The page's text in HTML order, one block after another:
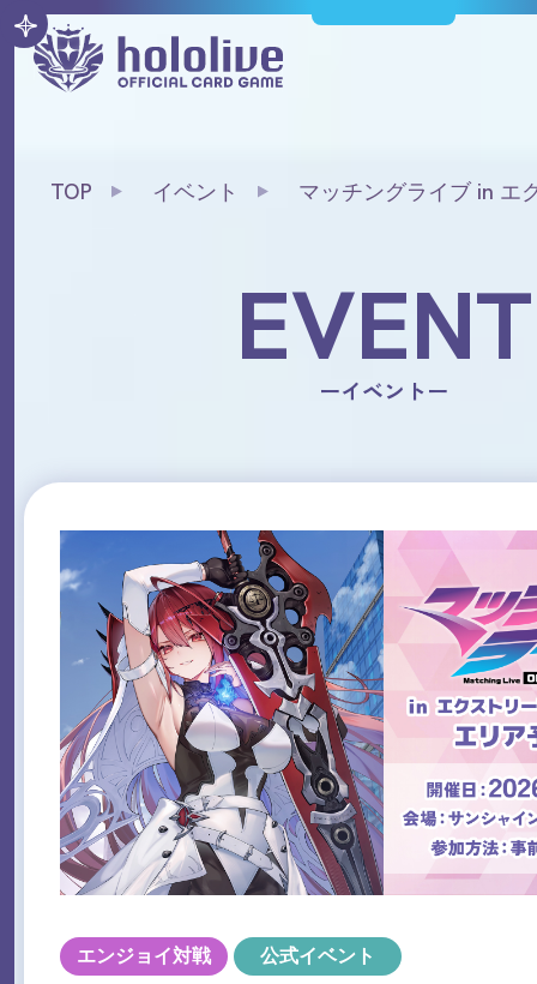
TOP イベント
マッチングライブ in エ
EVENT
ーイベントー
エンジョイ対戦 公式イベント